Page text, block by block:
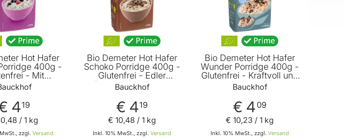
Hot Hafer
400g -
- Mit
Korinthen und
von
Bauckhof
419
zzgl. Versand
,48 / 1 kg
Bio Demeter Hot Hafer
Schoko Porridge 400g -
Glutenfrei - Edler
Schoko-Genuss mit
Zartbitterschokolade
Quinoa und Amaranth
von Bauckhof
Bauckhof
€ 419
Inkl. 10% MwSt., zzgl. Versand
€ 10,48 / 1 kg
Bio Demeter Hot Hafer
Wunder Porridge 400g -
Glutenfrei - Kraftvoll und
kernig mit 7
verschiedenen Saaten
von Bauckhof
Bauckhof
€ 4 09
Inkl. 10% MwSt., zzgl. Versand
€ 10,23 / 1 kg